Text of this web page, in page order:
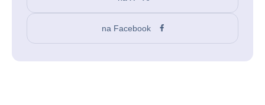
na Facebook